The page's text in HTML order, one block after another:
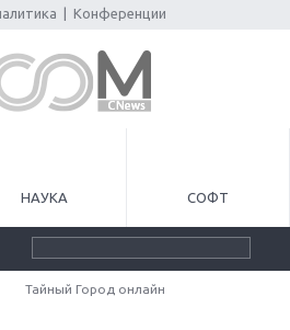
Конференции
НАУКА СОФТ
Тайный Город онлайн